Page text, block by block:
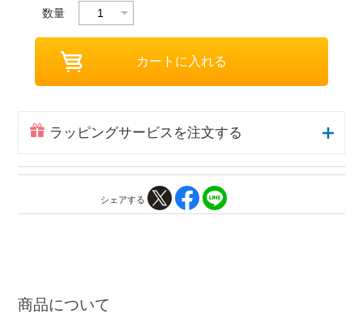
数量
ラッピングサービスを注文する
シェアする
商品について